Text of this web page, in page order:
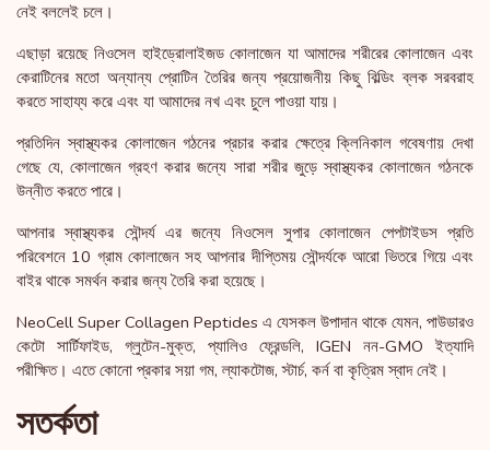
নেই বললেই চলে।
এছাড়া রয়েছে নিওসেল হাইড্রোলাইজড কোলাজেন যা আমাদের শরীরের কোলাজেন এবং
কেরাটিনের মতো অন্যান্য প্রোটিন তৈরির জন্য প্রয়োজনীয় কিছু বিল্ডিং ব্লক সরবরাহ
করতে সাহায্য করে এবং যা আমাদের নখ এবং চুলে পাওয়া যায়।
প্রতিদিন স্বাস্থ্যকর কোলাজেন গঠনের প্রচার করার ক্ষেত্রে ক্লিনিকাল গবেষণায় দেখা
গেছে যে, কোলাজেন গ্রহণ করার জন্যে সারা শরীর জুড়ে স্বাস্থ্যকর কোলাজেন গঠনকে
উন্নীত করতে পারে।
আপনার স্বাস্থ্যকর সৌন্দর্য এর জন্যে নিওসেল সুপার কোলাজেন পেপটাইডস প্রতি
পরিবেশনে 10 গ্রাম কোলাজেন সহ আপনার দীপ্তিময় সৌন্দর্যকে আরো ভিতরে গিয়ে এবং
বাইর থাকে সমর্থন করার জন্য তৈরি করা হয়েছে।
NeoCell Super Collagen Peptides এ যেসকল উপাদান থাকে যেমন, পাউডারও
কেটো সার্টিফাইড, গ্লুটেন-মুক্ত, প্যালিও ফ্রেন্ডলি, IGEN নন-GMO ইত্যাদি
পরীক্ষিত। এতে কোনো প্রকার সয়া গম, ল্যাকটোজ, স্টার্চ, কর্ন বা কৃত্রিম স্বাদ নেই।
সতর্কতা